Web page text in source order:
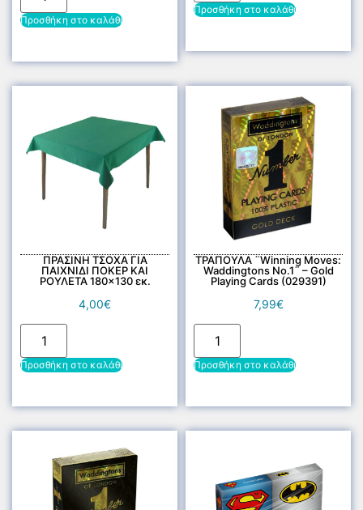
Προσθήκη στο καλάθι
Προσθήκη στο καλάθι
ΠΡΑΣΙΝΗ ΤΣΟΧΑ ΓΙΑ
ΠΑΙΧΝΙΔΙ ΠΟΚΕΡ ΚΑΙ
ΡΟΥΛΕΤΑ 180×130 εκ.
4,00€
Προσθήκη στο καλάθι
ΤΡΑΠΟΥΛΑ ¨Winning Moves:
Waddingtons No.1¨ – Gold
Playing Cards (029391)
7,99€
Προσθήκη στο καλάθι